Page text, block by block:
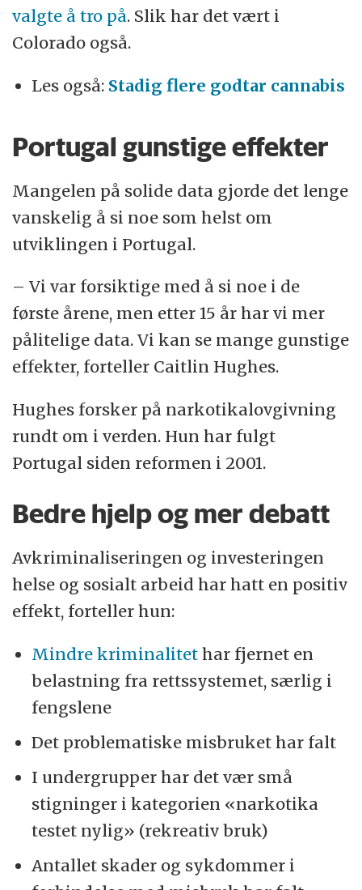
valgte å tro på. Slik har det vært i
Colorado også.
Les også: Stadig flere godtar cannabis
Portugal gunstige effekter
Mangelen på solide data gjorde det lenge
vanskelig å si noe som helst om
utviklingen i Portugal.
– Vi var forsiktige med å si noe i de
første årene, men etter 15 år har vi mer
pålitelige data. Vi kan se mange gunstige
effekter, forteller Caitlin Hughes.
Hughes forsker på narkotikalovgivning
rundt om i verden. Hun har fulgt
Portugal siden reformen i 2001.
Bedre hjelp og mer debatt
Avkriminaliseringen og investeringen
helse og sosialt arbeid har hatt en positiv
effekt, forteller hun:
Mindre kriminalitet har fjernet en
belastning fra rettssystemet, særlig i
fengslene
Det problematiske misbruket har falt
I undergrupper har det vær små
stigninger i kategorien «narkotika
testet nylig» (rekreativ bruk)
Antallet skader og sykdommer i